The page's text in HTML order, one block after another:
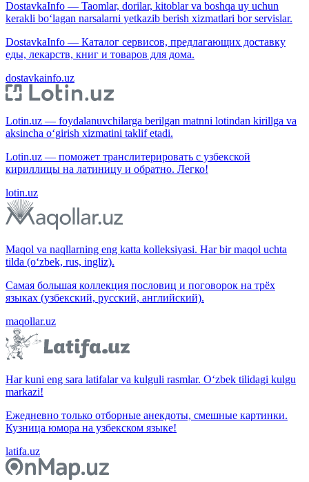
DostavkaInfo — Taomlar, dorilar, kitoblar va boshqa uy uchun
kerakli bo‘lagan narsalarni yetkazib berish xizmatlari bor servislar.
DostavkaInfo — Каталог сервисов, предлагающих доставку
еды, лекарств, книг и товаров для дома.
dostavkainfo.uz
Lotin.uz — foydalanuvchilarga berilgan matnni lotindan kirillga va
aksincha o‘girish xizmatini taklif etadi.
Lotin.uz — поможет транслитерировать с узбекской
кириллицы на латиницу и обратно. Легко!
lotin.uz
Maqol va naqllarning eng katta kolleksiyasi. Har bir maqol uchta
tilda (o‘zbek, rus, ingliz).
Самая большая коллекция пословиц и поговорок на трёх
языках (узбекский, русский, английский).
maqollar.uz
Har kuni eng sara latifalar va kulguli rasmlar. O‘zbek tilidagi kulgu
markazi!
Ежедневно только отборные анекдоты, смешные картинки.
Кузница юмора на узбекском языке!
latifa.uz